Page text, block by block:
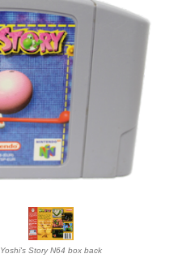
Yoshi's Story N64 box back